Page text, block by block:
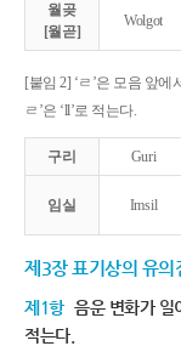
월곶
[월곧]
Wolgot
[붙임 2] ‘ㄹ’은 모음 앞에
ㄹ’은 ‘ll’로 적는다.
구리 Guri
임실 Imsil
제3장 표기상의 유의
제1항 음운 변화가 일
적는다.